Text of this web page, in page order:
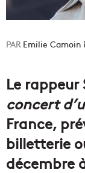
Emilie Camoin
Le rappeur
concert
France,
billetterie
décembre